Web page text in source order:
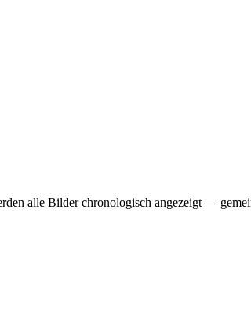
alle Bilder chronologisch angezeigt —